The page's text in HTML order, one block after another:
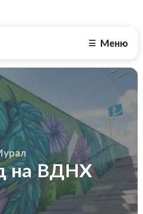
☰ Меню
на ВДНХ